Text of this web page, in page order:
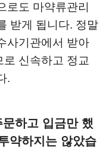
로도 마약류관리
받게 됩니다. 정말
사기관에서 받아
신속하고 정교
.
하고 입금만 했
약하지는 않았습